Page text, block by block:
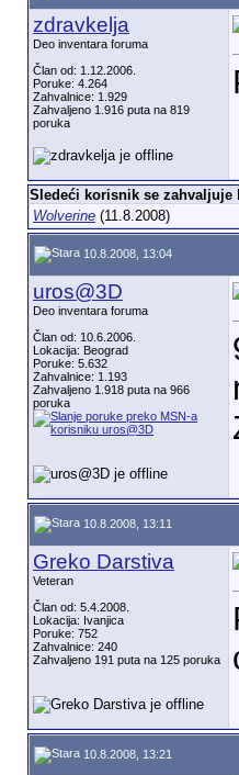
zdravkelja
Deo inventara foruma
Član od: 1.12.2006.
Poruke: 4.264
Zahvalnice: 1.929
Zahvaljeno 1.916 puta na 819
poruka
Sledeći korisnik se zahvaljuje
Wolverine(11.8.2008)
10.8.2008, 13:04
uros@3D
Deo inventara foruma
Član od: 10.6.2006.
Lokacija: Beograd
Poruke: 5.632
Zahvalnice: 1.193
Zahvaljeno 1.918 puta na 966
poruka
10.8.2008, 13:11
Greko Darstiva
Veteran
Član od: 5.4.2008.
Lokacija: Ivanjica
Poruke: 752
Zahvalnice: 240
Zahvaljeno 191 puta na 125 poruka
10.8.2008, 13:21